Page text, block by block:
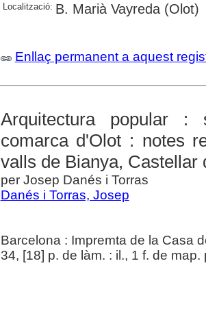
Localització: B. Marià Vayreda (Olot)
Enllaç permanent a aquest
Arquitectura popular :
comarca d'Olot : notes
valls de Bianya, Castellar
per Josep Danés i Torras
Danés i Torras, Josep
Barcelona : Impremta de la Casa
34, [18] p. de làm. : il., 1 f. de map.